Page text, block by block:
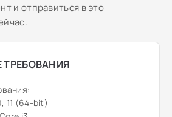
и отправиться в это
11 (64-bit)